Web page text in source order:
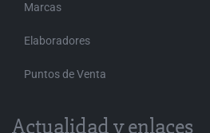
Marcas
Elaboradores
Puntos de Venta
Actualidad y enlaces